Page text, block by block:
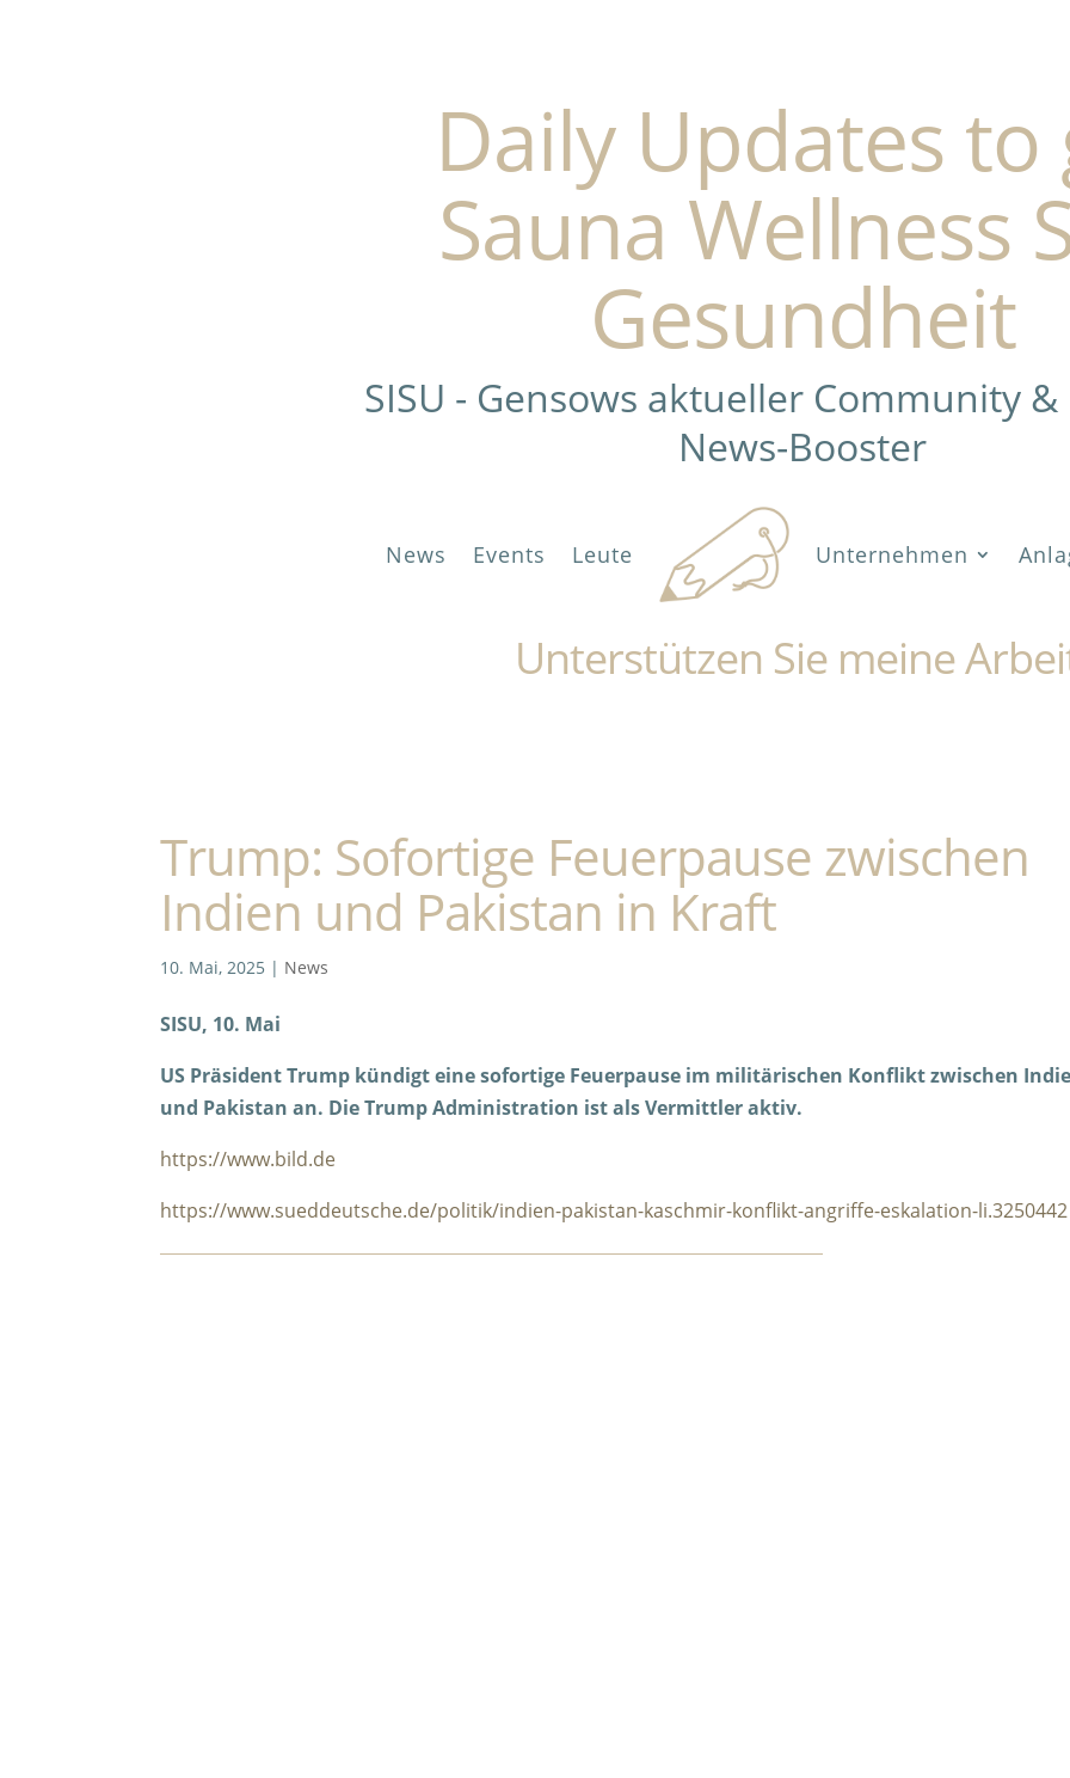
Daily Updates to
Sauna Wellness
Gesundheit
SISU - Gensows aktueller Community
News-Booster
News Events Leute Unternehmen
Unterstützen Sie meine
Trump: Sofortige Feuerpause zwischen
Indien und Pakistan in Kraft
10. Mai, 2025 | News
SISU, 10. Mai
US Präsident Trump kündigt eine sofortige Feuerpause im militärischen Konflikt zwischen
und Pakistan an. Die Trump Administration ist als Vermittler aktiv.
https://www.bild.de
https://www.sueddeutsche.de/politik/indien-pakistan-kaschmir-konflikt-angriffe-eskalation-li.3250442